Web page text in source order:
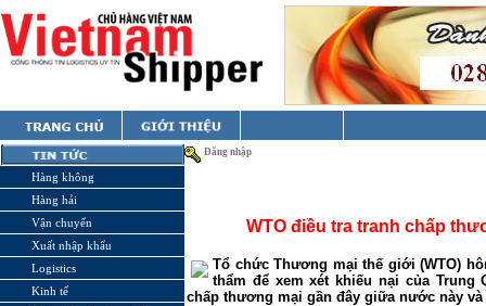
Hàng không
Hàng hải
Vận chuyển
Xuất nhập khẩu
Logistics
Kinh tế
Đăng nhập
WTO điều tra tranh chấp
Tổ chức Thương mại thế giới (WTO)
thẩm để xem xét khiếu nại của
chấp thương mại gần đây giữa nước này và